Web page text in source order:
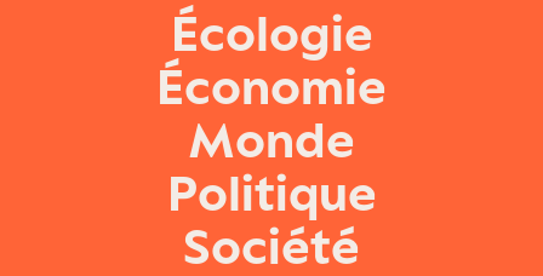
Écologie
Économie
Monde
Politique
Société